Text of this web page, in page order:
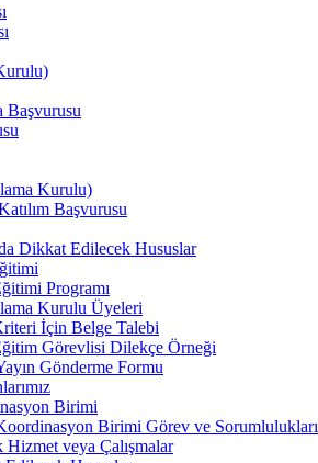
Başvurusu
Kurulu)
Başvurusu
Dikkat Edilecek Hususlar
Programı
Kurulu Üyeleri
İçin Belge Talebi
Görevlisi Dilekçe Örneği
Gönderme Formu
Birimi
Birimi Görev ve Sorumlulukları
veya Çalışmalar